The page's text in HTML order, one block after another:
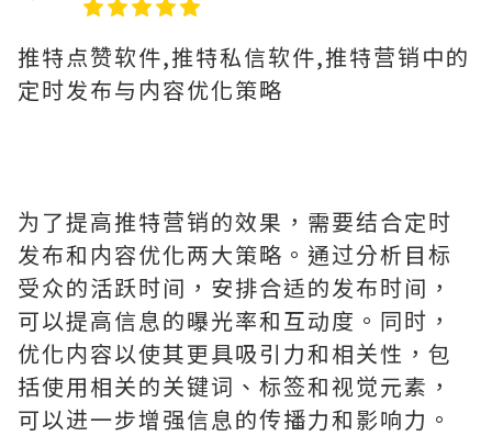
推特点赞软件,推特私信软件,推特营销中的
定时发布与内容优化策略
为了提高推特营销的效果，需要结合定时
发布和内容优化两大策略。通过分析目标
受众的活跃时间，安排合适的发布时间，
可以提高信息的曝光率和互动度。同时，
优化内容以使其更具吸引力和相关性，包
括使用相关的关键词、标签和视觉元素，
可以进一步增强信息的传播力和影响力。